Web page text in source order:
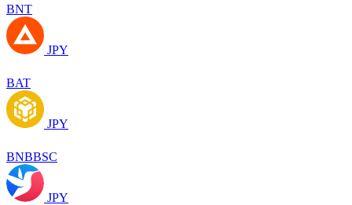
BNT
JPY
BAT
JPY
BNBBSC
JPY